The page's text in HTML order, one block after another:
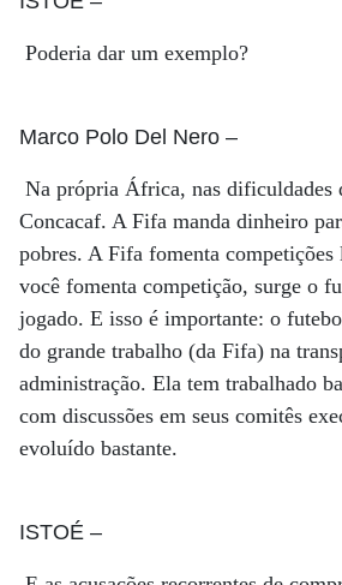
Poderia dar um exemplo?
Marco Polo Del Nero –
Na própria África, nas dificuldades
Concacaf. A Fifa manda dinheiro
pobres. A Fifa fomenta
você fomenta competição, surge o
jogado. E isso é importante: o
do grande trabalho (da Fifa) na
administração. Ela tem trabalhado
com discussões em seus comitês
evoluído bastante.
ISTOÉ –